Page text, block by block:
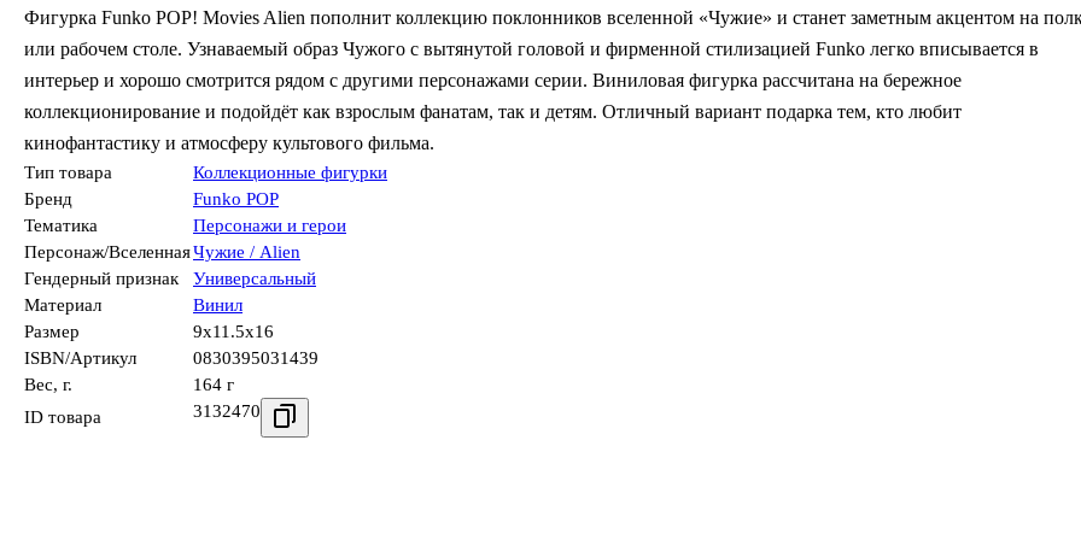
Фигурка Funko POP! Movies Alien пополнит коллекцию поклонников вселенной «Чужие» и станет заметным акцентом на
или рабочем столе. Узнаваемый образ Чужого с вытянутой головой и фирменной стилизацией Funko легко вписывается в
интерьер и хорошо смотрится рядом с другими персонажами серии. Виниловая фигурка рассчитана на бережное
коллекционирование и подойдёт как взрослым фанатам, так и детям. Отличный вариант подарка тем, кто любит
кинофантастику и атмосферу культового фильма.
Тип товара
Коллекционные фигурки
Бренд
Funko POP
Тематика
Персонажи и герои
Персонаж/ВселеннаяЧужие / Alien
Гендерный признак
Универсальный
Материал
Винил
Размер
9x11.5x16
ISBN/Артикул
0830395031439
Вес, г.
164 г
ID товара
3132470